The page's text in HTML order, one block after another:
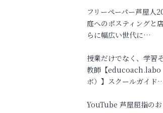
フリーペーパー芦屋人
庭へのポスティングと
らに幅広い世代に…
授業だけでなく、学習
教師【educoach.labo
ボ）】スクールガイド
YouTube 芦屋屈指の